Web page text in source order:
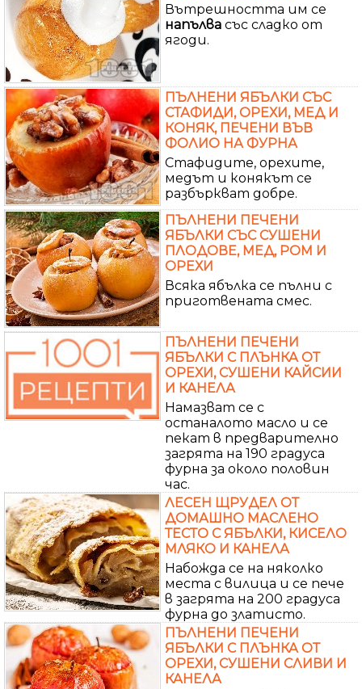
Вътрешността им се
напълва със сладко от
ягоди.
ПЪЛНЕНИ ЯБЪЛКИ СЪС
СТАФИДИ, ОРЕХИ, МЕД И
КОНЯК, ПЕЧЕНИ ВЪВ
ФОЛИО НА ФУРНА
Стафидите, орехите,
медът и конякът се
разбъркват добре.
ПЪЛНЕНИ ПЕЧЕНИ
ЯБЪЛКИ СЪС СУШЕНИ
ПЛОДОВЕ, МЕД, РОМ И
ОРЕХИ
Всяка ябълка се пълни с
приготвената смес.
ПЪЛНЕНИ ПЕЧЕНИ
ЯБЪЛКИ С ПЛЪНКА ОТ
ОРЕХИ, СУШЕНИ КАЙСИИ
И КАНЕЛА
Намазват се с
останалото масло и се
пекат в предварително
загрята на 190 градуса
фурна за около половин
час.
ЛЕСЕН ЩРУДЕЛ ОТ
ДОМАШНО МАСЛЕНО
ТЕСТО С ЯБЪЛКИ, КИСЕЛО
МЛЯКО И КАНЕЛА
Набожда се на няколко
места с вилица и се пече
в загрята на 200 градуса
фурна до златисто.
ПЪЛНЕНИ ПЕЧЕНИ
ЯБЪЛКИ С ПЛЪНКА ОТ
ОРЕХИ, СУШЕНИ СЛИВИ И
КАНЕЛА